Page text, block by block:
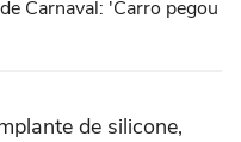
Carnaval: 'Carro pegou
de silicone,